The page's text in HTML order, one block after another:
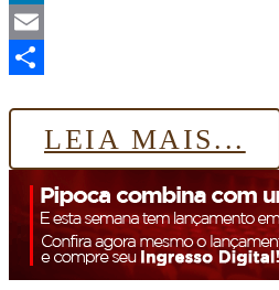
LinkedIn
Email
LEIA MAIS...